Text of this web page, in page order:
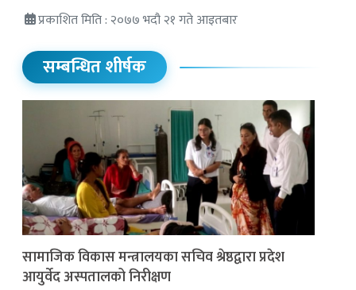
प्रकाशित मिति : २०७७ भदौ २१ गते आइतबार
सम्बन्धित शीर्षक
सामाजिक विकास मन्त्रालयका सचिव श्रेष्ठद्वारा प्रदेश
आयुर्वेद अस्पतालको निरीक्षण